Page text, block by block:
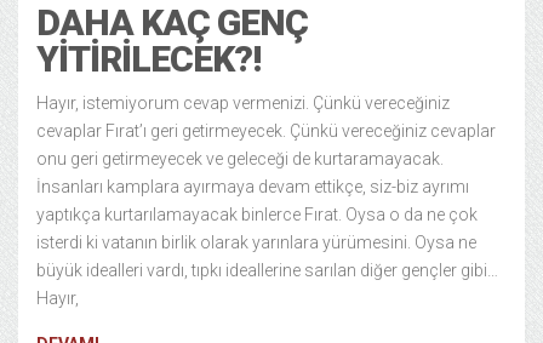
DAHA KAÇ GENÇ
YITIRILECEK?!
Hayır, istemiyorum cevap vermenizi. Çünkü vereceğiniz
cevaplar Fırat’ı geri getirmeyecek. Çünkü vereceğiniz cevaplar
onu geri getirmeyecek ve geleceği de kurtaramayacak.
İnsanları kamplara ayırmaya devam ettikçe, siz-biz ayrımı
yaptıkça kurtarılamayacak binlerce Fırat. Oysa o da ne çok
isterdi ki vatanın birlik olarak yarınlara yürümesini. Oysa ne
büyük idealleri vardı, tıpkı ideallerine sarılan diğer gençler gibi…
Hayır,